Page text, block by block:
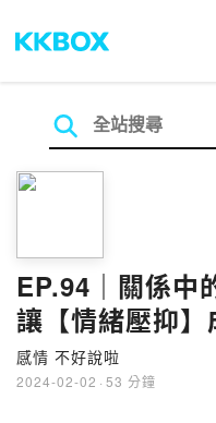
EP.94｜關係中
讓【情緒壓抑
石！生活中的不
迎擊它～
感情 不好說啦
2024-02-02 · 53 分鐘